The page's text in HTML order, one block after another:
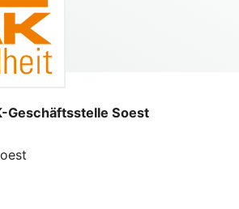
Geschäftsstelle Soest